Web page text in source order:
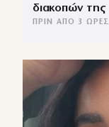
διακοπών της
ΠΡΙΝ ΑΠΌ 3 ΏΡΕΣ